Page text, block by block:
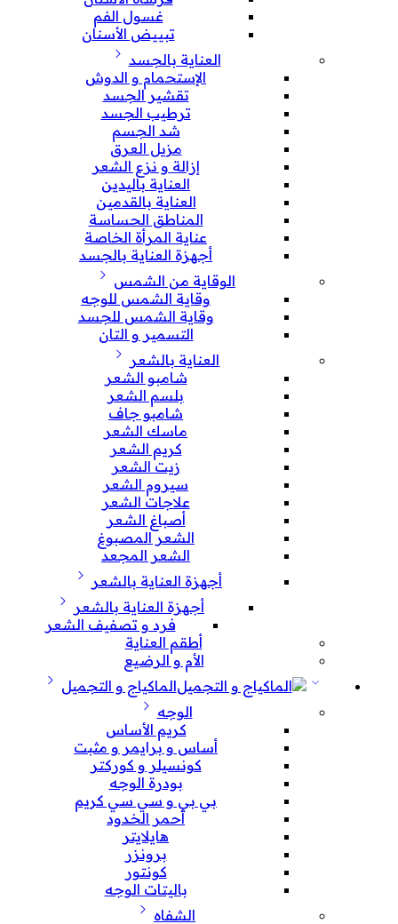
غسول الفم
تبييض الأسنان
العناية بالجسد
الإستحمام و الدوش
تقشير الجسد
ترطيب الجسد
شد الجسم
مزيل العرق
إزالة و نزع الشعر
العناية باليدين
العناية بالقدمين
المناطق الحساسة
عناية المرأة الخاصة
أجهزة العناية بالجسد
الوقاية من الشمس
وقاية الشمس للوجه
وقاية الشمس للجسد
التسمير و التان
العناية بالشعر
شامبو الشعر
بلسم الشعر
شامبو جاف
ماسك الشعر
كريم الشعر
زيت الشعر
سيروم الشعر
علاجات الشعر
أصباغ الشعر
الشعر المصبوغ
الشعر المجعد
أجهزة العناية بالشعر
أجهزة العناية بالشعر
فرد و تصفيف الشعر
أطقم العناية
الأم و الرضيع
الماكياج و التجميل
الوجه
كريم الأساس
أساس و برايمر و مثبت
كونسيلر و كوركتر
بودرة الوجه
بي بي و سي سي كريم
أحمر الخدود
هايلايتر
برونزر
كونتور
باليتات الوجه
الشفاه